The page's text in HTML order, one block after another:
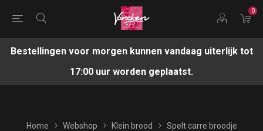
0
Bestellingen voor morgen kunnen vandaag uiterlijk tot
17:00 uur worden geplaatst.
Home Webshop Klein brood Spelt carre broodje